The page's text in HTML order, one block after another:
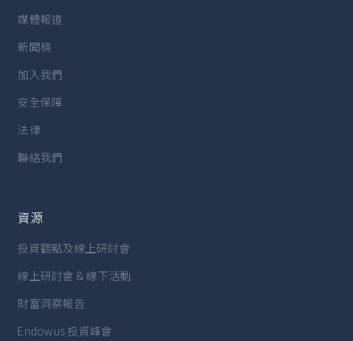
媒體報道
新聞稿
加入我們
安全保障
法律
聯絡我們
資源
投資觀點及線上研討會
線上研討會 & 線下活動
財富洞察報告
Endowus 投資峰會